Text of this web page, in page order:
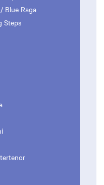
Blue Raga
Steps